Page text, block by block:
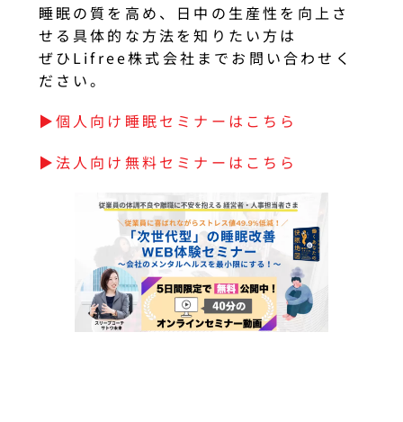
睡眠の質を高め、日中の生産性を向上さ
せる具体的な方法を知りたい方は
ぜひLifree株式会社までお問い合わせく
ださい。
▶︎個人向け睡眠セミナーはこちら
▶︎法人向け無料セミナーはこちら